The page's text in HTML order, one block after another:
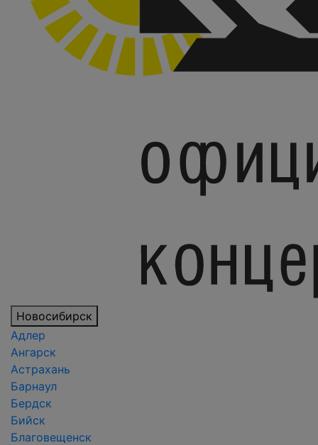
Новосибирск
Адлер
Ангарск
Астрахань
Барнаул
Бердск
Бийск
Благовещенск